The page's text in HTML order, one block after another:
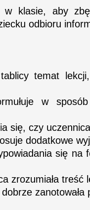
klasie, aby
odbioru
temat
w
się, czy
dodatkowe
się na
zrozumiała treść
zanotowała